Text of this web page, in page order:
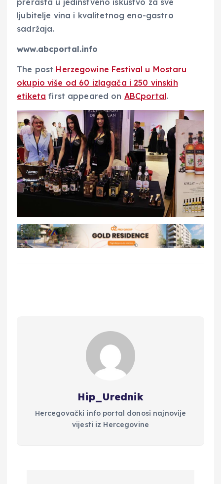
ljubitelje vina i kvalitetnog eno-gastro
sadržaja.
www.abcportal.info
The post Herzegowine Festival u Mostaru
okupio više od 60 izlagača i 250 vinskih
etiketa first appeared on ABCportal.
Hip_Urednik
Hercegovački info portal donosi najnovije
vijesti iz Hercegovine